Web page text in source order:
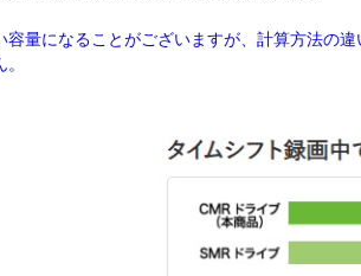
量になることがございますが、計算方法の違